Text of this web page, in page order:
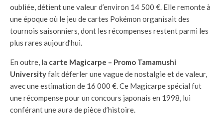
oubliée, détient une valeur d’environ 14 500 €. Elle remonte à
une époque où le jeu de cartes Pokémon organisait des
tournois saisonniers, dont les récompenses restent parmi les
plus rares aujourd’hui.
En outre, la carte Magicarpe – Promo Tamamushi
Universityfait déferler une vague de nostalgie et de valeur,
avec une estimation de 16 000 €. Ce Magicarpe spécial fut
une récompense pour un concours japonais en 1998, lui
conférant une aura de pièce d’histoire.